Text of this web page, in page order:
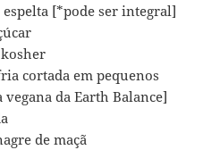
[*pode ser integral]
cortada em pequenos
da Earth Balance]
de maçã